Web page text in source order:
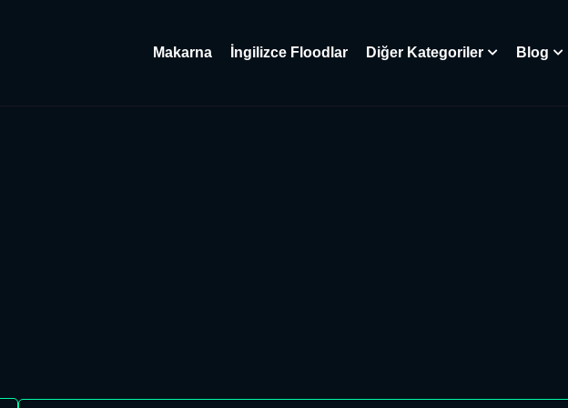
Makarna İngilizce Floodlar Diğer Kategoriler Blog